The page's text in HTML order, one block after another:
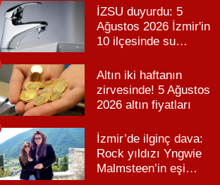
İZSU duyurdu: 5
Ağustos 2026 İzmir'in
10 ilçesinde su
Altın iki haftanın
zirvesinde! 5 Ağustos
2026 altın fiyatları
İzmir’de ilginç dava:
Rock yıldızı Yngwie
Malmsteen’in eşi